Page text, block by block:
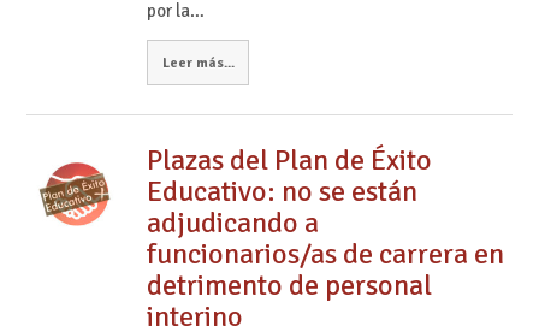
por la…
Leer más...
Plazas del Plan de Éxito
Educativo: no se están
adjudicando a
funcionarios/as de carrera en
detrimento de personal
interino